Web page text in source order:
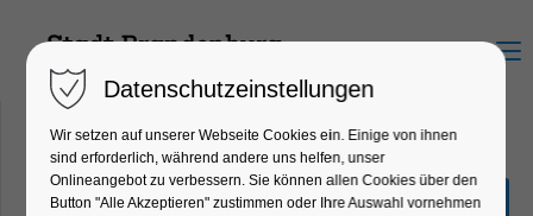
Menu
Tag des Feuers
Datenschutzeinstellungen
Wir setzen auf unserer Webseite Cookies ein. Einige von ihnen
sind erforderlich, während andere uns helfen, unser
Onlineangebot zu verbessern. Sie können allen Cookies über den
Button "Alle Akzeptieren" zustimmen oder Ihre Auswahl vornehmen